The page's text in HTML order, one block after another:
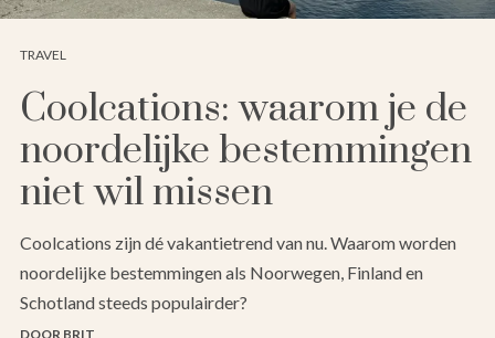
TRAVEL
Coolcations: waarom je de
noordelijke bestemmingen
niet wil missen
Coolcations zijn dé vakantietrend van nu. Waarom worden
noordelijke bestemmingen als Noorwegen, Finland en
Schotland steeds populairder?
DOOR BRIT